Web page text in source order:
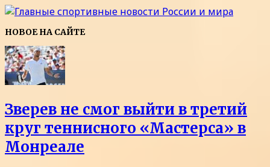
НОВОЕ НА САЙТЕ
Зверев не смог выйти в третий
круг теннисного «Мастерса» в
Монреале